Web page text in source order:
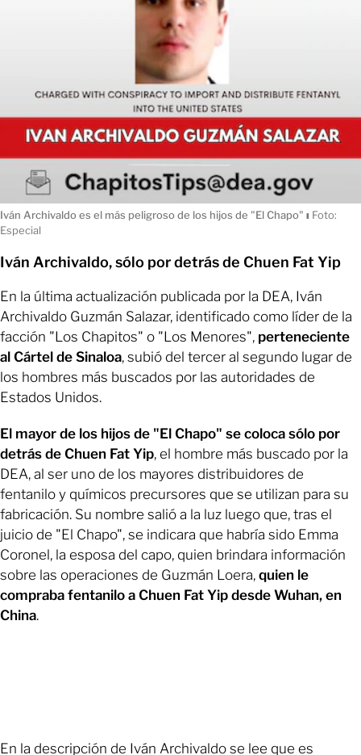
Iván Archivaldo es el más peligroso de los hijos de "El Chapo" ı Foto:
Especial
Iván Archivaldo, sólo por detrás de Chuen Fat Yip
En la última actualización publicada por la DEA, Iván
Archivaldo Guzmán Salazar, identificado como líder de la
facción "Los Chapitos" o "Los Menores", perteneciente
al Cártel de Sinaloa, subió del tercer al segundo lugar de
los hombres más buscados por las autoridades de
Estados Unidos.
El mayor de los hijos de "El Chapo" se coloca sólo por
detrás de Chuen Fat Yip, el hombre más buscado por la
DEA, al ser uno de los mayores distribuidores de
fentanilo y químicos precursores que se utilizan para su
fabricación. Su nombre salió a la luz luego que, tras el
juicio de "El Chapo", se indicara que habría sido Emma
Coronel, la esposa del capo, quien brindara información
sobre las operaciones de Guzmán Loera, quien le
compraba fentanilo a Chuen Fat Yip desde Wuhan, en
China.
En la descripción de Iván Archivaldo se lee que es